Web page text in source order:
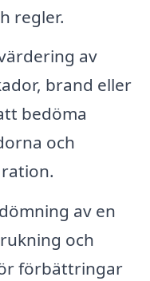
regler.
av
brand eller
bedöma
och
av en
och
förbättringar